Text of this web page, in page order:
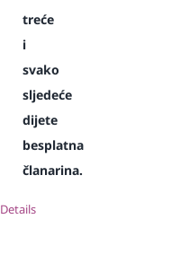
treće
i
svako
sljedeće
dijete
besplatna
članarina.
Details